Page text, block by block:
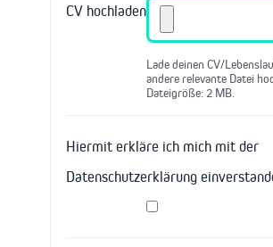
CV hochladen
Lade deinen CV/
andere relevante Datei
Dateigröße: 2 MB.
Hiermit erkläre ich mich mit der
Datenschutzerklärung